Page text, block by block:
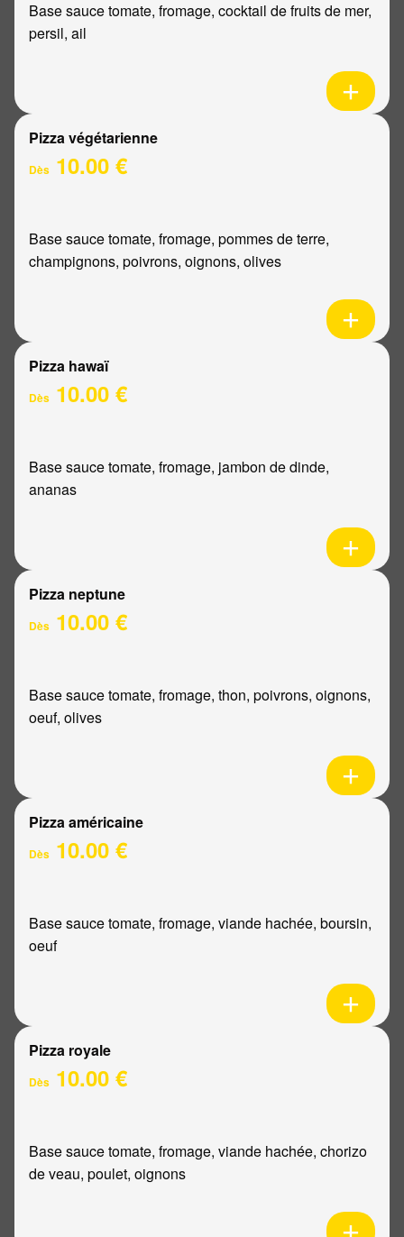
Base sauce tomate, fromage, cocktail de fruits de mer,
persil, ail
Pizza végétarienne
Dès 10.00 €
Base sauce tomate, fromage, pommes de terre,
champignons, poivrons, oignons, olives
Pizza hawaï
Dès 10.00 €
Base sauce tomate, fromage, jambon de dinde,
ananas
Pizza neptune
Dès 10.00 €
Base sauce tomate, fromage, thon, poivrons, oignons,
oeuf, olives
Pizza américaine
Dès 10.00 €
Base sauce tomate, fromage, viande hachée, boursin,
oeuf
Pizza royale
Dès 10.00 €
Base sauce tomate, fromage, viande hachée, chorizo
de veau, poulet, oignons